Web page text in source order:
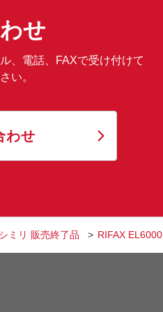
せ
、電話、FAXで受け付けて
い。
わせ
ミリ 販売終了品 RIFAX EL6000